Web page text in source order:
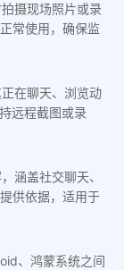
摄现场照片或录
常使用，确保监
在聊天、浏览动
远程截图或录
涵盖社交聊天、
供依据，适用于
、鸿蒙系统之间